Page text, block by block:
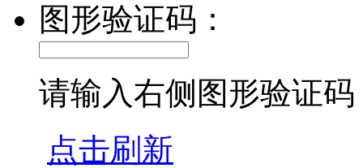
图形验证码：
请输入右侧图形验证码
点击刷新